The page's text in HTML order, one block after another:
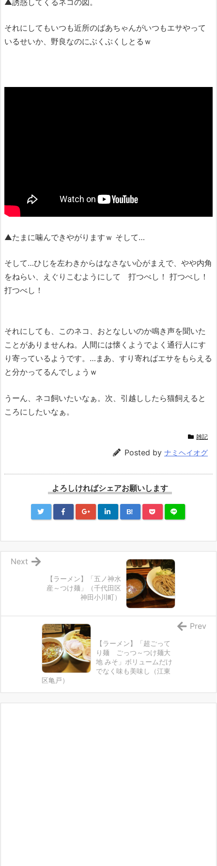
それにしてもいつも近所のばあちゃんがいつもエサやって
いるせいか、野良なのにぶくぶくしとるｗ
▲たまに噛んできやがりますｗ そして…
そして…ひじを左わきからはなさない心がまえで、やや内角
をねらい、えぐりこむようにして 打つべし！ 打つべし！
打つべし！
それにしても、このネコ、おとなしいのか鳴き声を聞いた
ことがありませんね。人間には懐くようでよく通行人にす
り寄っているようです。…まあ、すり寄ればエサをもらえる
と分かってるんでしょうｗ
うーん、ネコ飼いたいなぁ。次、引越ししたら猫飼えると
ころにしたいなぁ。
雑記
Posted by ナミヘイオグ
よろしければシェアお願いします
B!
【ラーメン】「五ノ神水
産～つけ麺」（千代田区
神田小川町）
Next
【ラーメン】「超ごって
り麺 ごっつ～つけ麺大
地 みそ」ボリュームだけ
でなく味も美味し（江東
区亀戸）
Prev